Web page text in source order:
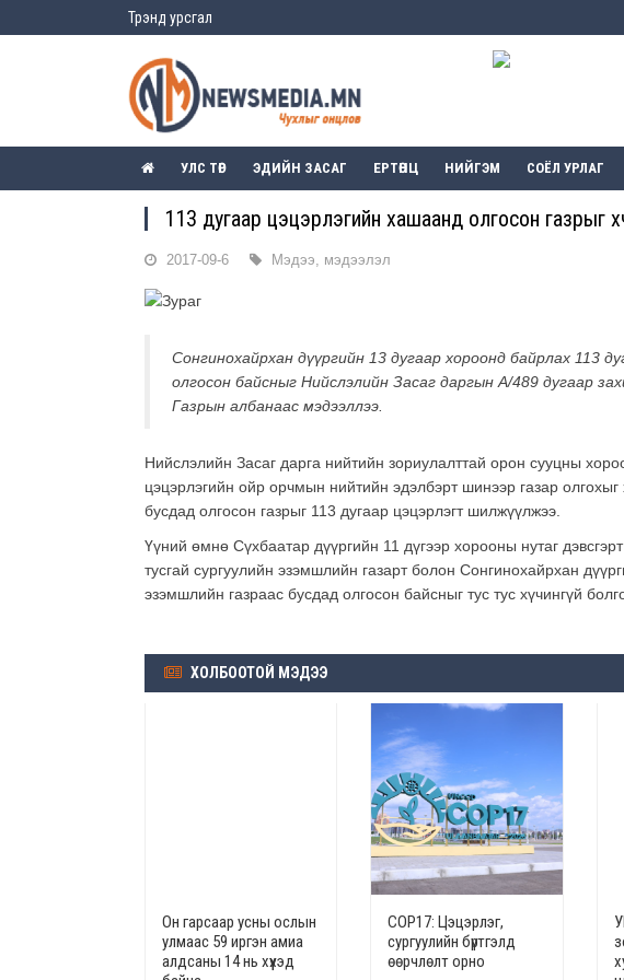
Трэнд урсгал
УЛС ТӨР ЭДИЙН ЗАСАГ ЕРТӨНЦ НИЙГЭМ СОЁЛ УРЛАГ
113 дугаар цэцэрлэгийн хашаанд олгосон газрыг
2017-09-6 Мэдээ, мэдээлэл
Сонгинохайрхан дүүргийн 13 дугаар хороонд байрлах 113
олгосон байсныг Нийслэлийн Засаг даргын А/489 дугаар
Газрын албанаас мэдээллээ.
Нийслэлийн Засаг дарга нийтийн зориулалттай орон сууцны
цэцэрлэгийн ойр орчмын нийтийн эдэлбэрт шинээр газар
бусдад олгосон газрыг 113 дугаар цэцэрлэгт шилжүүлжээ.
Үүний өмнө Сүхбаатар дүүргийн 11 дүгээр хорооны нутаг
тусгай сургуулийн эзэмшлийн газарт болон Сонгинохайрхан
эзэмшлийн газраас бусдад олгосон байсныг тус тус хүчингүй
ХОЛБООТОЙ МЭДЭЭ
Он гарсаар усны ослын
улмаас 59 иргэн амиа
алдсаны 14 нь хүүхэд
СОР17: Цэцэрлэг,
сургуулийн бүртгэлд
өөрчлөлт орно